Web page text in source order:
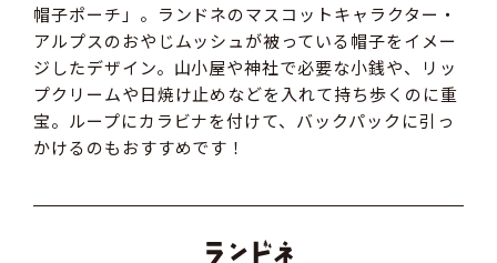
帽子ポーチ」。ランドネのマスコットキャラクター・
アルプスのおやじムッシュが被っている帽子をイメー
ジしたデザイン。山小屋や神社で必要な小銭や、リッ
プクリームや日焼け止めなどを入れて持ち歩くのに重
宝。ループにカラビナを付けて、バックパックに引っ
かけるのもおすすめです！